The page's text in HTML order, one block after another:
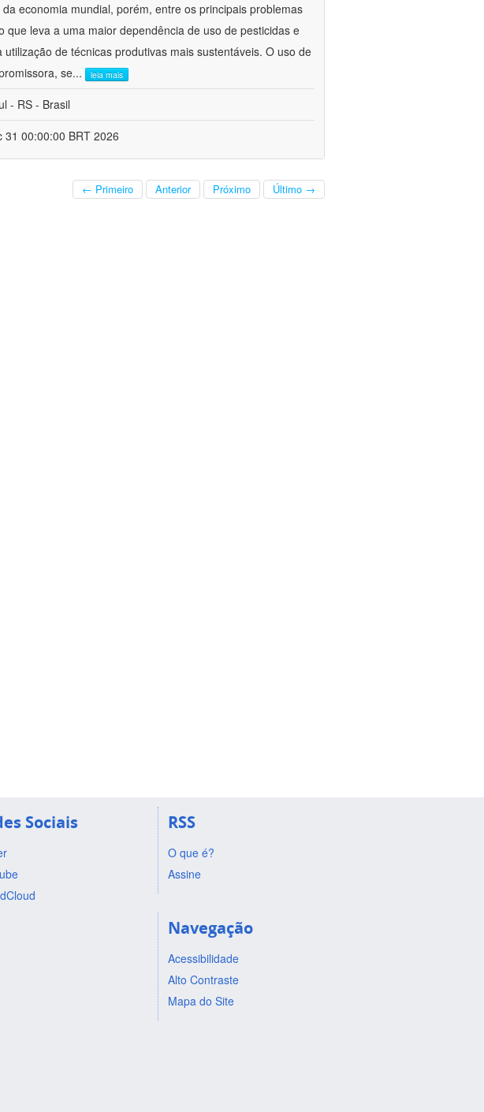
economia mundial, porém, entre os principais problemas
leva a uma maior dependência de uso de pesticidas e
de técnicas produtivas mais sustentáveis. O uso de
se... leia mais
- RS - Brasil
31 00:00:00 BRT 2026
← Primeiro Anterior Próximo Último →
Sociais RSS
O que é?
Assine
Navegação
Acessibilidade
Alto Contraste
Mapa do Site